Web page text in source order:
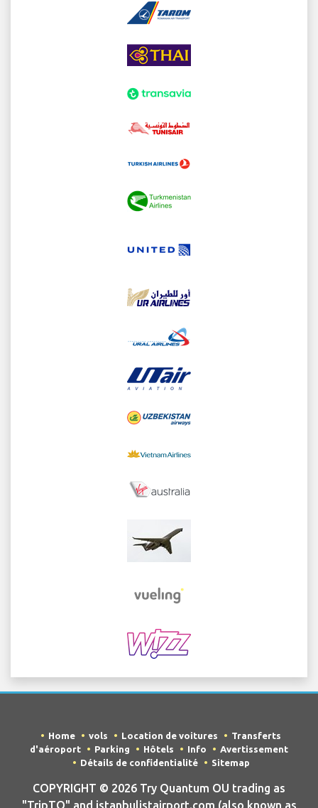
Home vols Location de voitures
Transferts
d'aéroport
Parking Hôtels Info
Avertissement
Détails de confidentialité
Sitemap
COPYRIGHT © 2026 Try Quantum OU trading as
"TripTQ" and istanbulistairport.com (also known as